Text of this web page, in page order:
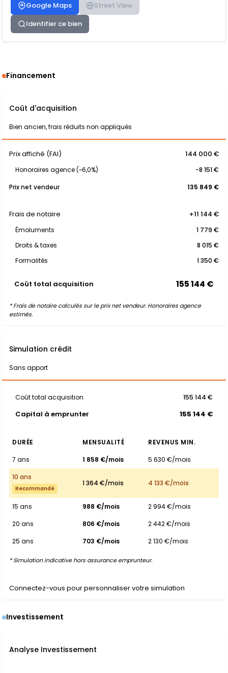
Google Maps
Street View
Identifier ce bien
Financement
Coût d'acquisition
Bien ancien, frais réduits non appliqués
Prix affiché (FAI) 144 000 €
Honoraires agence (~6,0%)
-8 151 €
Prix net vendeur
135 849 €
Frais de notaire +11 144 €
Émoluments
1 779 €
Droits & taxes
8 015 €
Formalités
1 350 €
Coût total acquisition 155 144 €
* Frais de notaire calculés sur le prix net vendeur. Honoraires agence
estimés.
Simulation crédit
Sans apport
Coût total acquisition 155 144 €
Capital à emprunter 155 144 €
DURÉE MENSUALITÉ
REVENUS MIN.
7 ans
1 858 €/mois
5 630 €/mois
10 ans
Recommandé
1 364 €/mois 4 133 €/mois
15 ans 988 €/mois
2 994 €/mois
20 ans
806 €/mois
2 442 €/mois
25 ans
703 €/mois 2 130 €/mois
* Simulation indicative hors assurance emprunteur.
Connectez-vous pour personnaliser votre simulation
Investissement
Analyse Investissement